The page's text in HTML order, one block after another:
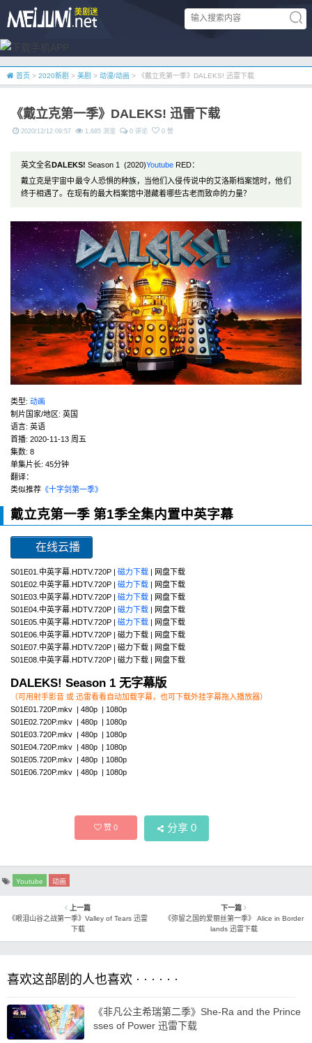
首页 > 2020新剧 > 美剧 > 动漫/动画 > 《戴立克第一季》DALEKS! 迅雷下载
《戴立克第一季》DALEKS! 迅雷下载
2020/12/12 09:57 1,685 浏览 0 评论 0 赞
英文全名DALEKS! Season 1 (2020)Youtube RED：
戴立克是宇宙中最令人恐惧的种族，当他们入侵传说中的艾洛斯档案馆时，他们
终于相遇了。在现有的最大档案馆中潜藏着哪些古老而致命的力量？
类型: 动画
制片国家/地区: 英国
语言: 英语
首播: 2020-11-13 周五
集数: 8
单集片长: 45分钟
翻译：
类似推荐 《十字剑第一季》
戴立克第一季 第1季全集内置中英字幕
在线云播
S01E01.中英字幕.HDTV.720P | 磁力下载 | 网盘下载
S01E02.中英字幕.HDTV.720P | 磁力下载 | 网盘下载
S01E03.中英字幕.HDTV.720P | 磁力下载 | 网盘下载
S01E04.中英字幕.HDTV.720P | 磁力下载 | 网盘下载
S01E05.中英字幕.HDTV.720P | 磁力下载 | 网盘下载
S01E06.中英字幕.HDTV.720P | 磁力下载 | 网盘下载
S01E07.中英字幕.HDTV.720P | 磁力下载 | 网盘下载
S01E08.中英字幕.HDTV.720P | 磁力下载 | 网盘下载
DALEKS! Season 1 无字幕版
（可用射手影音 或 迅雷看看自动加载字幕，也可下载外挂字幕拖入播放器）
S01E01.720P.mkv | 480p | 1080p
S01E02.720P.mkv | 480p | 1080p
S01E03.720P.mkv | 480p | 1080p
S01E04.720P.mkv | 480p | 1080p
S01E05.720P.mkv | 480p | 1080p
S01E06.720P.mkv | 480p | 1080p
赞0 分享 0
Youtube 动画
上一篇
《眼泪山谷之战第一季》Valley of Tears 迅雷
下载
下一篇
《弥留之国的爱丽丝第一季》 Alice in Border
lands 迅雷下载
喜欢这部剧的人也喜欢 · · · · · ·
《非凡公主希瑞第二季》She-Ra and the Prince
sses of Power 迅雷下载